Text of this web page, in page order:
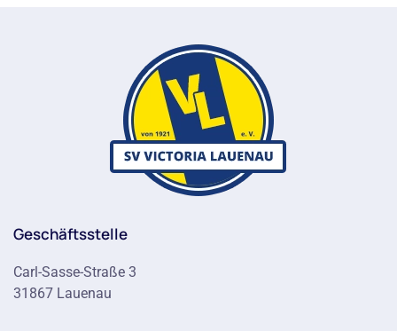
Geschäftsstelle
Carl-Sasse-Straße 3
31867 Lauenau